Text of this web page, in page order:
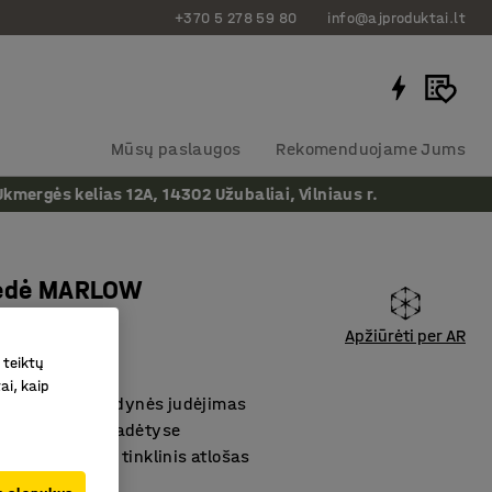
+370 5 278 59 80 info@ajproduktai.lt
Mūsų paslaugos Rekomenduojame Jums
kelias 12A, 14302 Užubaliai, Vilniaus r.
MARLOW
:122422
Apžiūrėti per AR
atlošo ir sėdynės judėjimas
5 padėtyse
patogus tinklinis atlošas
teiktų
kaip